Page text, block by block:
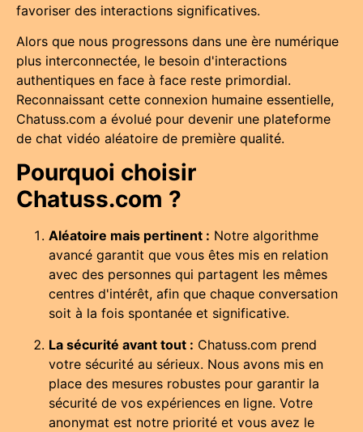
favoriser des interactions significatives.
Alors que nous progressons dans une ère numérique
plus interconnectée, le besoin d'interactions
authentiques en face à face reste primordial.
Reconnaissant cette connexion humaine essentielle,
Chatuss.com a évolué pour devenir une plateforme
de chat vidéo aléatoire de première qualité.
Pourquoi choisir
Chatuss.com ?
Aléatoire mais pertinent : Notre algorithme
avancé garantit que vous êtes mis en relation
avec des personnes qui partagent les mêmes
centres d'intérêt, afin que chaque conversation
soit à la fois spontanée et significative.
La sécurité avant tout : Chatuss.com prend
votre sécurité au sérieux. Nous avons mis en
place des mesures robustes pour garantir la
sécurité de vos expériences en ligne. Votre
anonymat est notre priorité et vous avez le